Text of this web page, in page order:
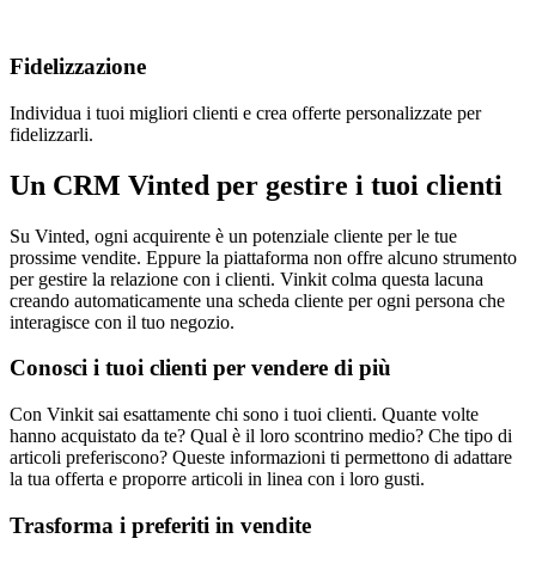
Fidelizzazione
Individua i tuoi migliori clienti e crea offerte personalizzate per
fidelizzarli.
Un CRM Vinted per gestire i tuoi clienti
Su Vinted, ogni acquirente è un potenziale cliente per le tue
prossime vendite. Eppure la piattaforma non offre alcuno strumento
per gestire la relazione con i clienti. Vinkit colma questa lacuna
creando automaticamente una scheda cliente per ogni persona che
interagisce con il tuo negozio.
Conosci i tuoi clienti per vendere di più
Con Vinkit sai esattamente chi sono i tuoi clienti. Quante volte
hanno acquistato da te? Qual è il loro scontrino medio? Che tipo di
articoli preferiscono? Queste informazioni ti permettono di adattare
la tua offerta e proporre articoli in linea con i loro gusti.
Trasforma i preferiti in vendite